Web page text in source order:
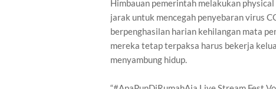
Himbauan pemerintah melakukan
jarak untuk mencegah penyebaran virus
berpenghasilan harian kehilangan mata
mereka tetap terpaksa harus bekerja
menyambung hidup.